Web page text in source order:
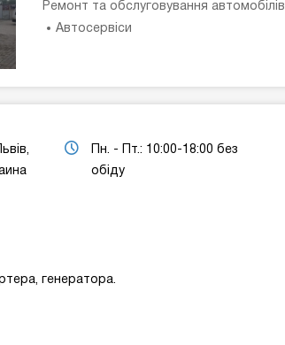
Ремонт та обслуговування автомобілів
Автосервіси
Пн. - Пт.: 10:00-18:00 без
обіду
генератора.